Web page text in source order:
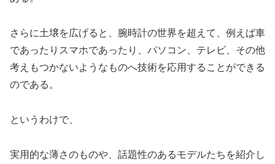
さらに土壌を広げると、腕時計の世界を超えて、例えば車
であったりスマホであったり、パソコン、テレビ、その他
考えもつかないようなものへ技術を応用することができる
のである。
というわけで、
実用的な薄さのものや、話題性のあるモデルたちを紹介し